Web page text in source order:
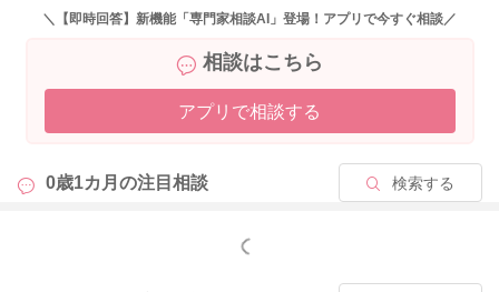
＼【即時回答】新機能「専門家相談AI」登場！アプリで今すぐ相談／
相談はこちら
アプリで相談する
0歳1カ月の注目相談 検索する
もっと見る